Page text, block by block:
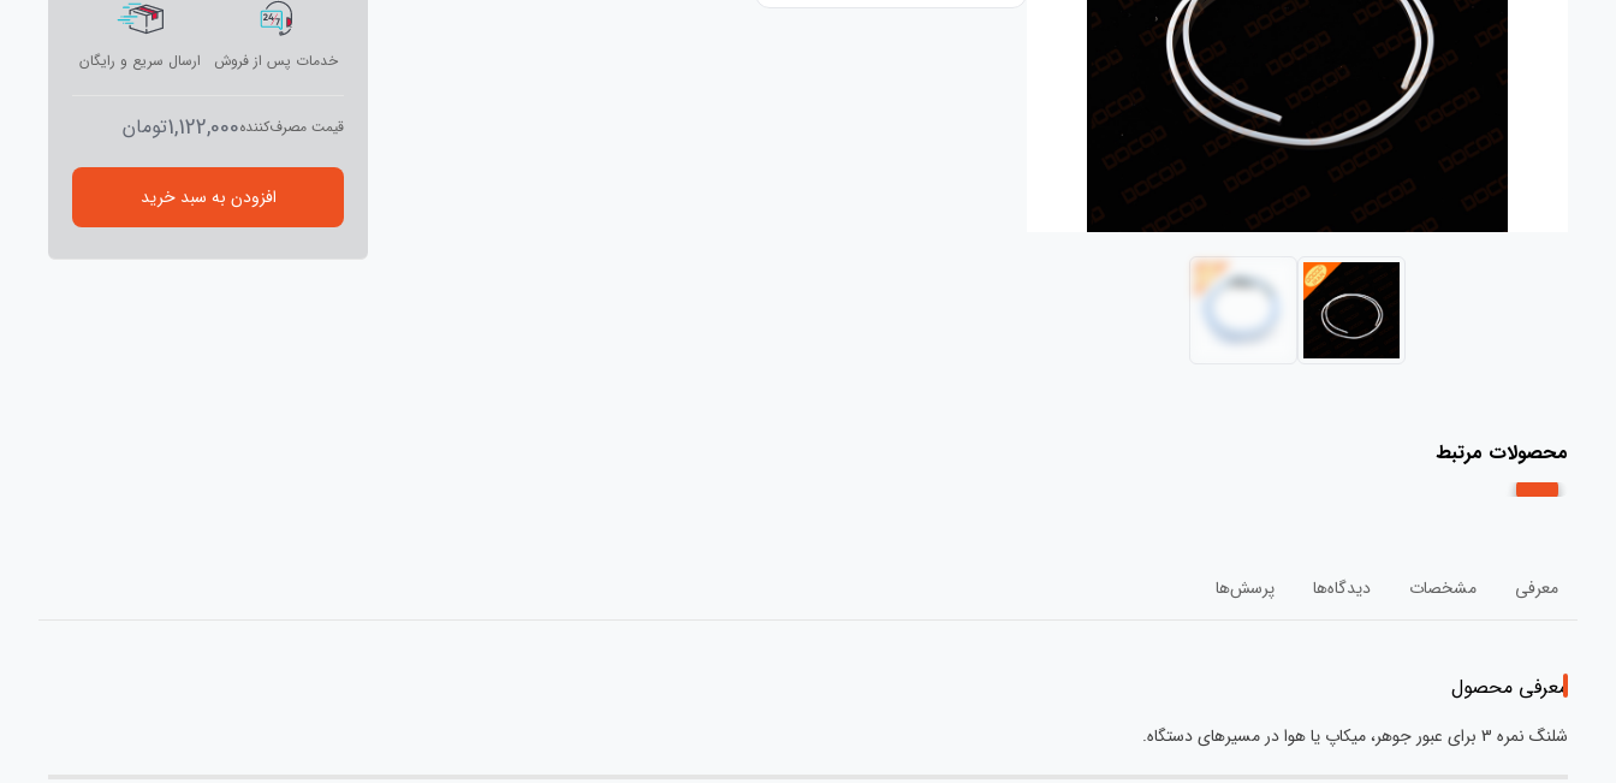
خدمات پس از فروش ارسال سریع و رایگان
قیمت مصرف‌کننده1,122,000تومان
افزودن به سبد خرید
محصولات مرتبط
معرفی مشخصات دیدگاه‌ها پرسش‌ها
معرفی محصول
شلنگ نمره 3 برای عبور جوهر، میکاپ یا هوا در مسیرهای دستگاه.